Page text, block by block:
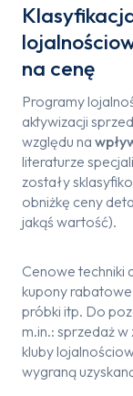
na cenę
Programy
aktywizacji
względu na
literaturze
zostały
obniżkę ceny
jakąś wartość).
Cenowe techniki
kupony
próbki itp. Do
m.in.: sprzedaż
kluby
wygraną